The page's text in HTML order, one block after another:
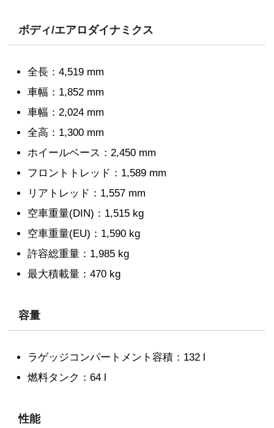
ボディ/エアロダイナミクス
全長：4,519 mm
車幅：1,852 mm
車幅：2,024 mm
全高：1,300 mm
ホイールベース：2,450 mm
フロントトレッド：1,589 mm
リアトレッド：1,557 mm
空車重量(DIN)：1,515 kg
空車重量(EU)：1,590 kg
許容総重量：1,985 kg
最大積載量：470 kg
容量
ラゲッジコンパートメント容積：132 l
燃料タンク：64 l
性能